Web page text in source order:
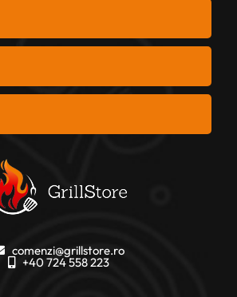
comenzi@grillstore.ro
+40 724 558 223